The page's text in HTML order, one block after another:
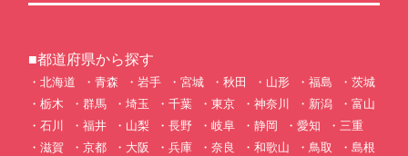
■都道府県から探す
北海道 青森 岩手 宮城 秋田 山形 福島
茨城
栃木
群馬 埼玉 千葉 東京 神奈川 新潟
富山
石川
福井 山梨 長野 岐阜 静岡 愛知
三重
滋賀
京都 大阪 兵庫 奈良 和歌山 鳥取
島根